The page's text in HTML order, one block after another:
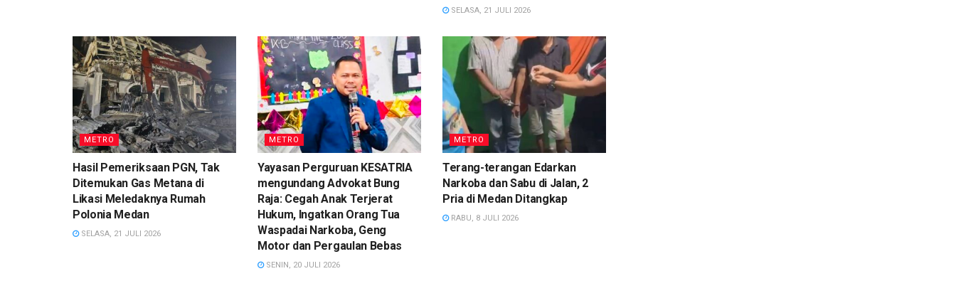
SELASA, 21 JULI 2026
METRO
Hasil Pemeriksaan PGN, Tak
Ditemukan Gas Metana di
Likasi Meledaknya Rumah
Polonia Medan
SELASA, 21 JULI 2026
METRO
Yayasan Perguruan KESATRIA
mengundang Advokat Bung
Raja: Cegah Anak Terjerat
Hukum, Ingatkan Orang Tua
Waspadai Narkoba, Geng
Motor dan Pergaulan Bebas
SENIN, 20 JULI 2026
METRO
Terang-terangan Edarkan
Narkoba dan Sabu di Jalan, 2
Pria di Medan Ditangkap
RABU, 8 JULI 2026